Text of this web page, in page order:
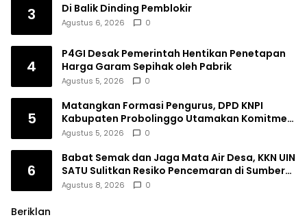
3 Di Balik Dinding Pemblokir
Agustus 6, 2026 0
4
P4GI Desak Pemerintah Hentikan Penetapan
Harga Garam Sepihak oleh Pabrik
Agustus 5, 2026 0
5
Matangkan Formasi Pengurus, DPD KNPI
Kabupaten Probolinggo Utamakan Komitmen
dan Kinerja
Agustus 5, 2026 0
6
Babat Semak dan Jaga Mata Air Desa, KKN UIN
SATU Sulitkan Resiko Pencemaran di Sumber
Ngumbul
Agustus 8, 2026 0
Beriklan